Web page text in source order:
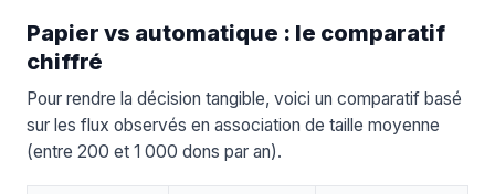
Papier vs automatique : le comparatif
chiffré
Pour rendre la décision tangible, voici un comparatif basé
sur les flux observés en association de taille moyenne
(entre 200 et 1 000 dons par an).